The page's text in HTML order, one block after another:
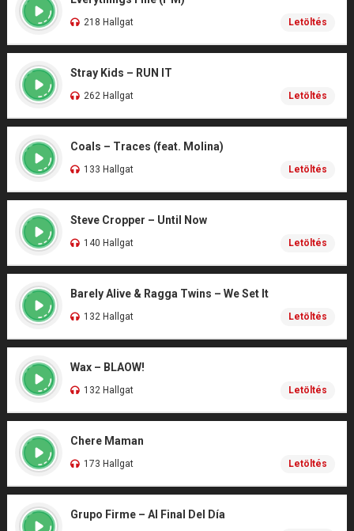
218 Hallgat Letöltés
Stray Kids – RUN IT
262 Hallgat Letöltés
Coals – Traces (feat. Molina)
133 Hallgat Letöltés
Steve Cropper – Until Now
140 Hallgat Letöltés
Barely Alive & Ragga Twins – We Set It
132 Hallgat Letöltés
Wax – BLAOW!
132 Hallgat Letöltés
Chere Maman
173 Hallgat Letöltés
Grupo Firme – Al Final Del Día